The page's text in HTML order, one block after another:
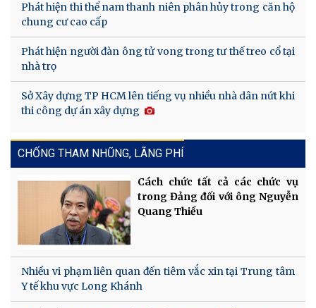
Phát hiện thi thể nam thanh niên phân hủy trong căn hộ
chung cư cao cấp
Phát hiện người đàn ông tử vong trong tư thế treo cổ tại
nhà trọ
Sở Xây dựng TP HCM lên tiếng vụ nhiều nhà dân nứt khi
thi công dự án xây dựng
CHỐNG THAM NHŨNG, LÃNG PHÍ
Cách chức tất cả các chức vụ
trong Đảng đối với ông Nguyễn
Quang Thiều
Nhiều vi phạm liên quan đến tiêm vắc xin tại Trung tâm
Y tế khu vực Long Khánh